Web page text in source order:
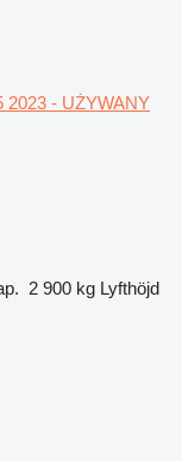
2023 - UŻYWANY
2 900 kg Lyfthöjd